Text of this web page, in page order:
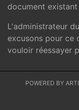
document existant
L'administrateur
excusons pour ce
vouloir réessayer
POWERED BY